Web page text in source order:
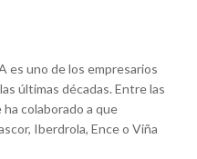
es uno de los empresarios
últimas décadas. Entre las
colaborado a que
Iberdrola, Ence o Viña